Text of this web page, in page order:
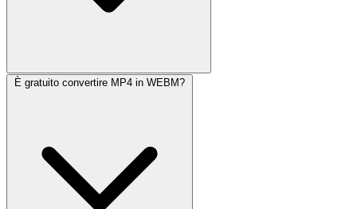
È gratuito convertire MP4 in WEBM?